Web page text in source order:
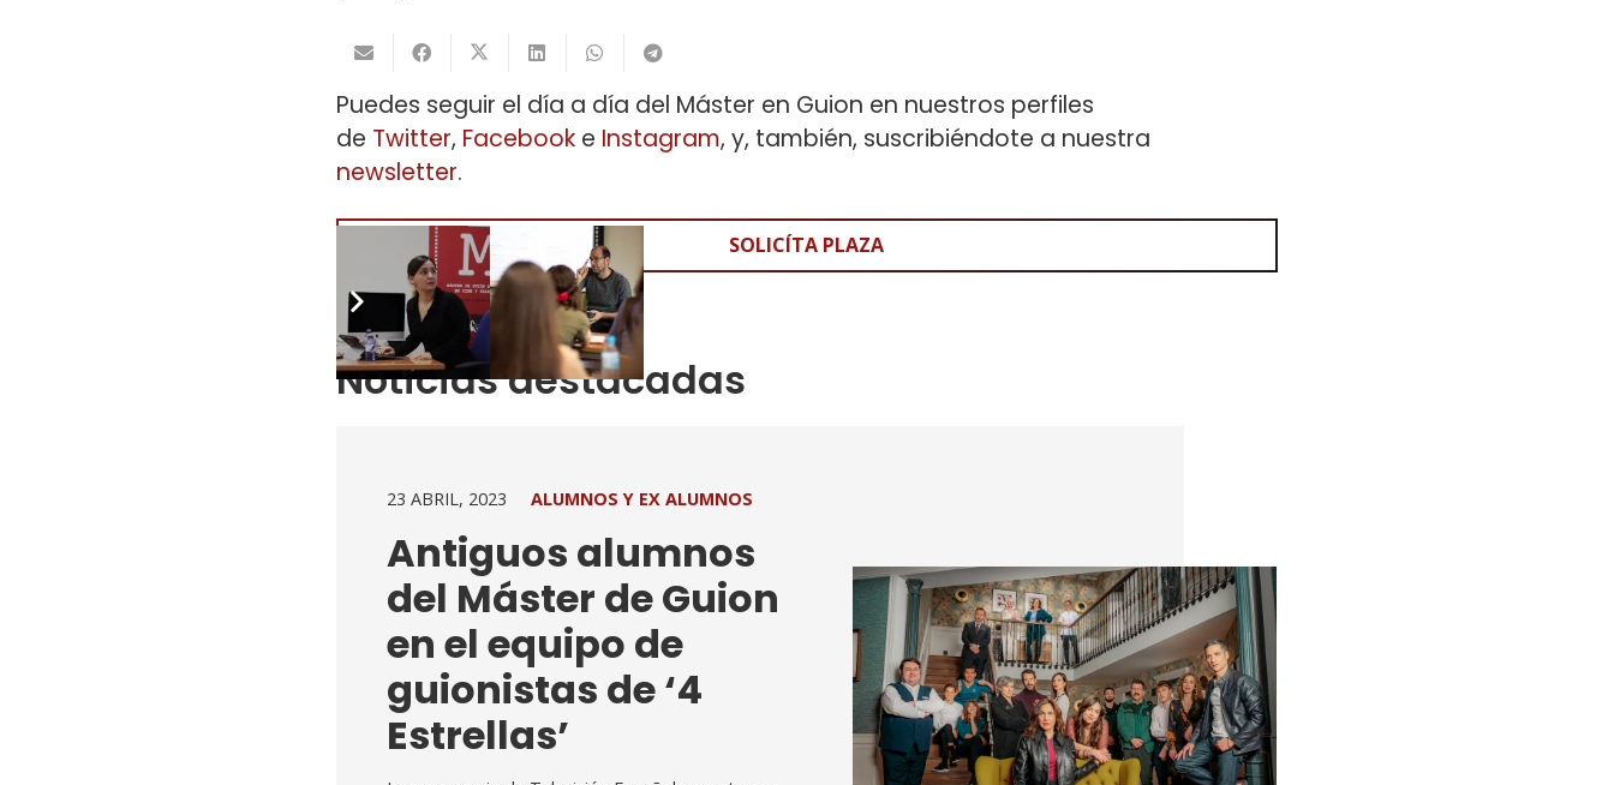
Puedes seguir el día a día del Máster en Guion en nuestros perfiles
de Twitter, Facebooke Instagram, y, también, suscribiéndote a nuestra
newsletter.
SOLICÍTA PLAZA
Noticias destacadas
23 ABRIL, 2023 ALUMNOS Y EX ALUMNOS
Antiguos alumnos
del Máster de Guion
en el equipo de
guionistas de ‘4
Estrellas’